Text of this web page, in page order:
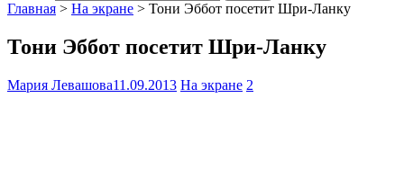
Главная > На экране > Тони Эббот посетит Шри-Ланку
Тони Эббот посетит Шри-Ланку
Мария Левашова11.09.2013 На экране 2